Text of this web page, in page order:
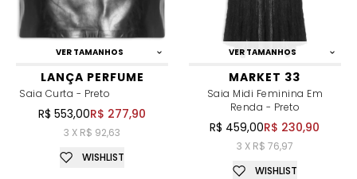
VER TAMANHOS
LANÇA PERFUME
Saia Curta - Preto
R$ 553,00R$ 277,90
3 X R$ 92,63
WISHLIST
VER TAMANHOS
MARKET 33
Saia Midi Feminina Em
Renda - Preto
R$ 459,00R$ 230,90
3 X R$ 76,97
WISHLIST